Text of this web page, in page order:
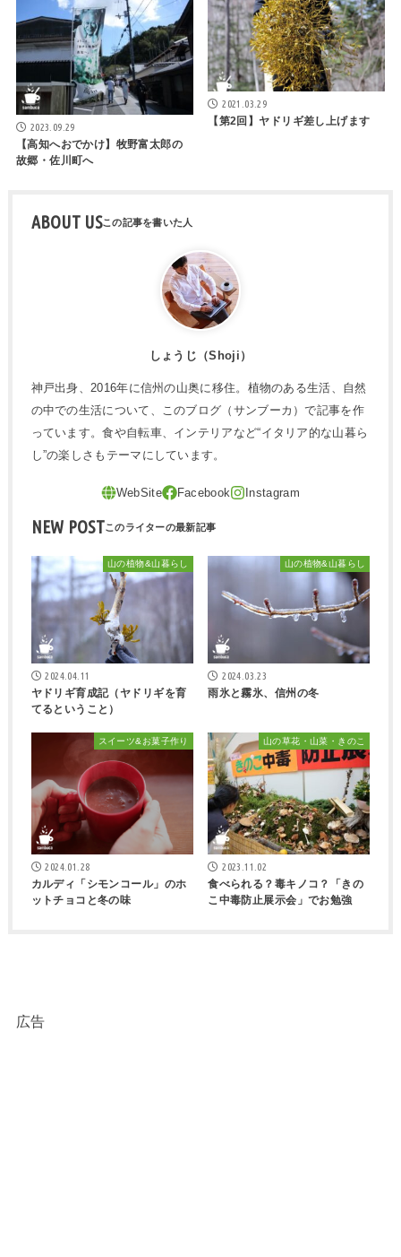
2023.09.29
【高知へおでかけ】牧野富太郎の
故郷・佐川町へ
2021.03.29
【第2回】ヤドリギ差し上げます
ABOUT US
しょうじ（Shoji）
神戸出身、2016年に信州の山奥に移住。植物のある生活、自然
の中での生活について、このブログ（サンブーカ）で記事を作
っています。食や自転車、インテリアなど“イタリア的な山暮ら
し”の楽しさもテーマにしています。
NEW POST
山の植物&山暮らし
2024.04.11
ヤドリギ育成記（ヤドリギを育
てるということ）
山の植物&山暮らし
2024.03.23
雨氷と霧氷、信州の冬
スイーツ&お菓子作り
2024.01.28
カルディ「シモンコール」のホ
ットチョコと冬の味
山の草花・山菜・きのこ
2023.11.02
食べられる？毒キノコ？「きの
こ中毒防止展示会」でお勉強
広告